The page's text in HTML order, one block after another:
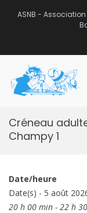
ASNB -
Créneau
Champy 1
Date/heure
Date(s) - 5 août
20 h 00 min - 22 h